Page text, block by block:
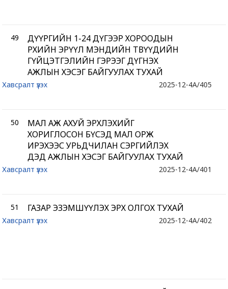
49
ДҮҮРГИЙН 1-24 ДҮГЭЭР ХОРООДЫН
ӨРХИЙН ЭРҮҮЛ МЭНДИЙН ТӨВҮҮДИЙН
ГҮЙЦЭТГЭЛИЙН ГЭРЭЭГ ДҮГНЭХ
АЖЛЫН ХЭСЭГ БАЙГУУЛАХ ТУХАЙ
2025-12-4A/405
Хавсралт үзэх
50
МАЛ АЖ АХУЙ ЭРХЛЭХИЙГ
ХОРИГЛОСОН БҮСЭД МАЛ ОРЖ
ИРЭХЭЭС УРЬДЧИЛАН СЭРГИЙЛЭХ
ДЭД АЖЛЫН ХЭСЭГ БАЙГУУЛАХ ТУХАЙ
2025-12-4A/401
Хавсралт үзэх
51 ГАЗАР ЭЗЭМШҮҮЛЭХ ЭРХ ОЛГОХ ТУХАЙ
2025-12-4A/402
Хавсралт үзэх